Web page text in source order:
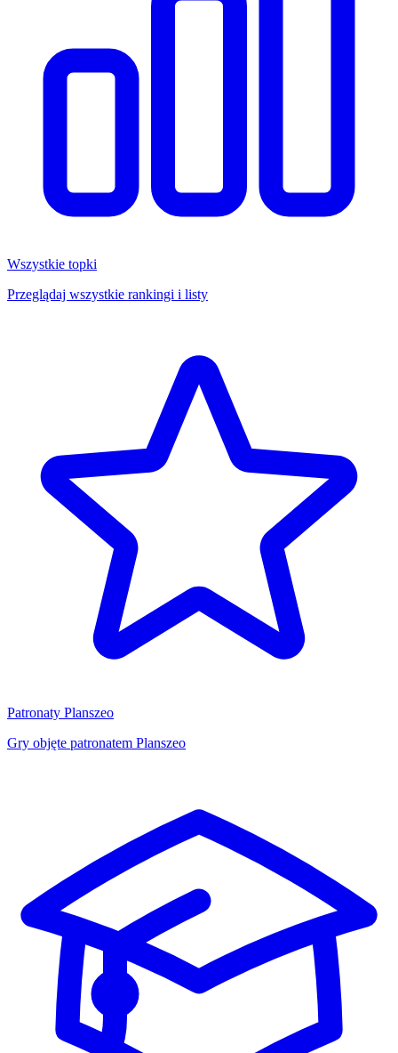
Wszystkie topki
Przeglądaj wszystkie rankingi i listy
Patronaty Planszeo
Gry objęte patronatem Planszeo